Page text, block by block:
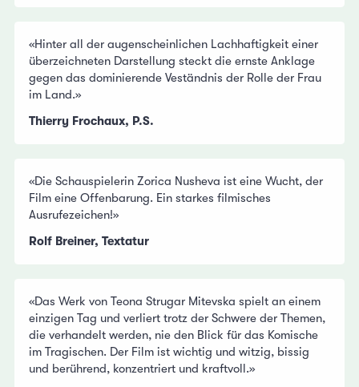
«Hinter all der augenscheinlichen Lachhaftigkeit einer
überzeichneten Darstellung steckt die ernste Anklage
gegen das dominierende Veständnis der Rolle der Frau
im Land.»
Thierry Frochaux, P.S.
«Die Schauspielerin Zorica Nusheva ist eine Wucht, der
Film eine Offenbarung. Ein starkes filmisches
Ausrufezeichen!»
Rolf Breiner, Textatur
«Das Werk von Teona Strugar Mitevska spielt an einem
einzigen Tag und verliert trotz der Schwere der Themen,
die verhandelt werden, nie den Blick für das Komische
im Tragischen. Der Film ist wichtig und witzig, bissig
und berührend, konzentriert und kraftvoll.»